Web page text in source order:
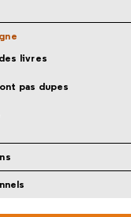
livres
pas dupes